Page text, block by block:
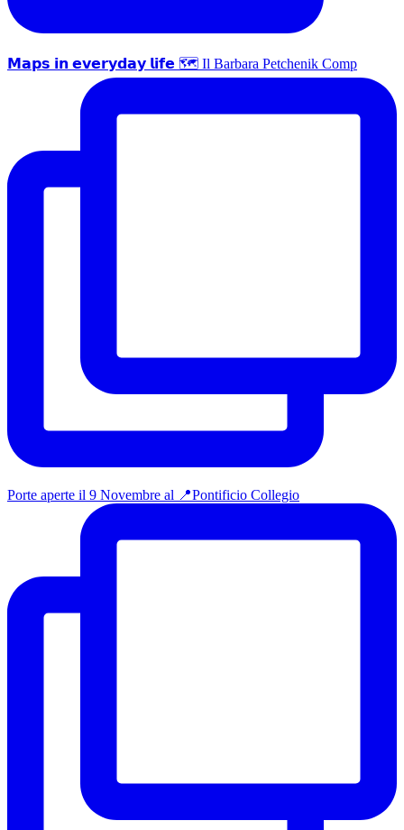
𝗠𝗮𝗽𝘀 𝗶𝗻 𝗲𝘃𝗲𝗿𝘆𝗱𝗮𝘆 𝗹𝗶𝗳𝗲 🗺 Il Barbara Petchenik Comp
Porte aperte il 9 Novembre al 📍Pontificio Collegio